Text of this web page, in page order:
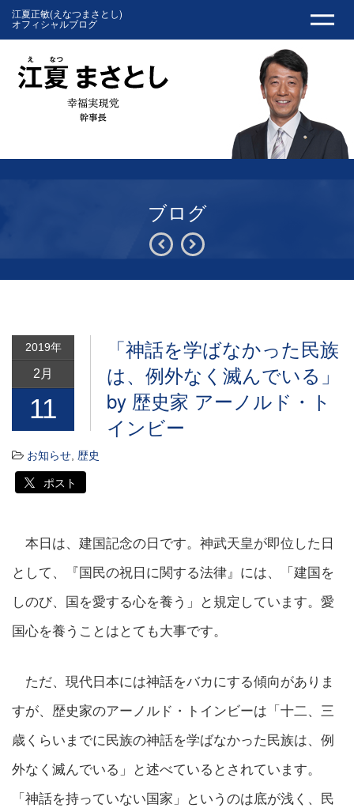
江夏正敏(えなつまさとし)
オフィシャルブログ
ブログ
2019年
2月
11
「神話を学ばなかった民族
は、例外なく滅んでいる」
by 歴史家 アーノルド・ト
インビー
お知らせ 歴史
ポスト
本日は、建国記念の日です。神武天皇が即位した日
として、『国民の祝日に関する法律』には、「建国を
しのび、国を愛する心を養う」と規定しています。愛
国心を養うことはとても大事です。
ただ、現代日本には神話をバカにする傾向がありま
すが、歴史家のアーノルド・トインビーは「十二、三
歳くらいまでに民族の神話を学ばなかった民族は、例
外なく滅んでいる」と述べているとされています。
「神話を持っていない国家」というのは底が浅く、民